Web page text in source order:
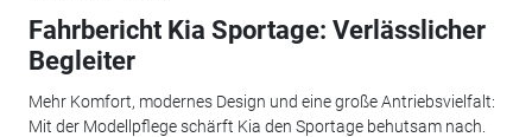
Fahrbericht Kia Sportage: Verlässlicher
Begleiter
Mehr Komfort, modernes Design und eine große Antriebsvielfalt:
Mit der Modellpflege schärft Kia den Sportage behutsam nach.